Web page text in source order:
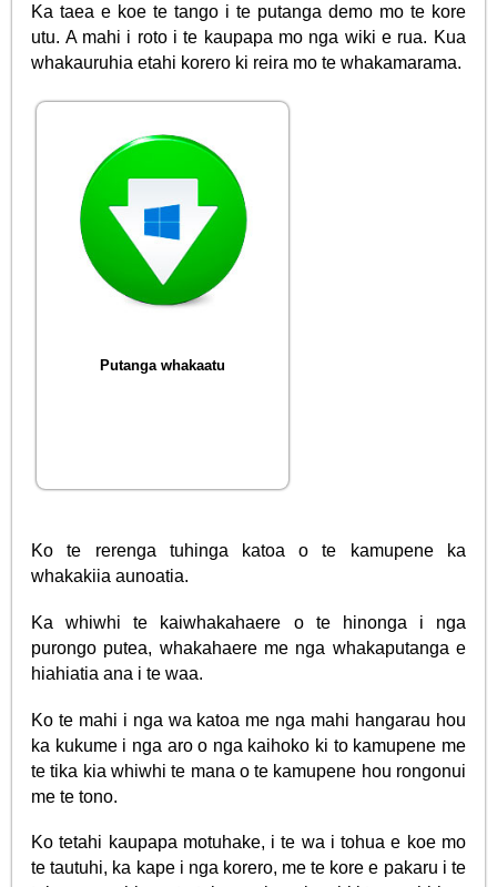
Ka taea e koe te tango i te putanga demo mo te kore
utu. A mahi i roto i te kaupapa mo nga wiki e rua. Kua
whakauruhia etahi korero ki reira mo te whakamarama.
Putanga whakaatu
Ko te rerenga tuhinga katoa o te kamupene ka
whakakiia aunoatia.
Ka whiwhi te kaiwhakahaere o te hinonga i nga
purongo putea, whakahaere me nga whakaputanga e
hiahiatia ana i te waa.
Ko te mahi i nga wa katoa me nga mahi hangarau hou
ka kukume i nga aro o nga kaihoko ki to kamupene me
te tika kia whiwhi te mana o te kamupene hou rongonui
me te tono.
Ko tetahi kaupapa motuhake, i te wa i tohua e koe mo
te tautuhi, ka kape i nga korero, me te kore e pakaru i te